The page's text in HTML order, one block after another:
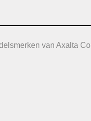
van Axalta